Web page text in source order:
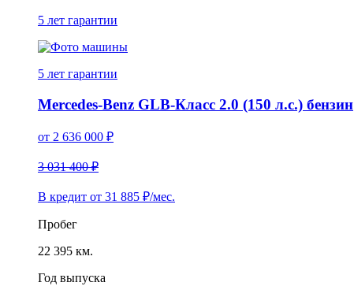
5 лет гарантии
5 лет гарантии
Mercedes-Benz GLB-Класс 2.0 (150 л.с.) бензин
от 2 636 000 ₽
3 031 400 ₽
В кредит от 31 885 ₽/мес.
Пробег
22 395 км.
Год выпуска